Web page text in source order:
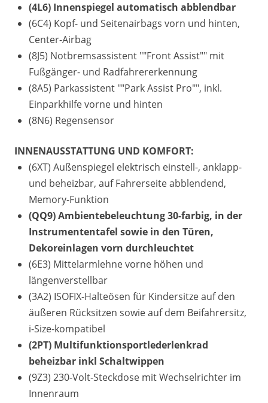
(4L6) Innenspiegel automatisch abblendbar
(6C4) Kopf- und Seitenairbags vorn und hinten,
Center-Airbag
(8J5) Notbremsassistent ""Front Assist"" mit
Fußgänger- und Radfahrererkennung
(8A5) Parkassistent ""Park Assist Pro"", inkl.
Einparkhilfe vorne und hinten
(8N6) Regensensor
INNENAUSSTATTUNG UND KOMFORT:
(6XT) Außenspiegel elektrisch einstell-, anklapp-
und beheizbar, auf Fahrerseite abblendend,
Memory-Funktion
(QQ9) Ambientebeleuchtung 30-farbig, in der
Instrumententafel sowie in den Türen,
Dekoreinlagen vorn durchleuchtet
(6E3) Mittelarmlehne vorne höhen und
längenverstellbar
(3A2) ISOFIX-Halteösen für Kindersitze auf den
äußeren Rücksitzen sowie auf dem Beifahrersitz,
i-Size-kompatibel
(2PT) Multifunktionsportlederlenkrad
beheizbar inkl Schaltwippen
(9Z3) 230-Volt-Steckdose mit Wechselrichter im
Innenraum